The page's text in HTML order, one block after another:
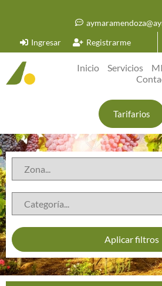
Ingresar
Registrarme
Inicio Servicios
Tarifarios
Aplicar filtros